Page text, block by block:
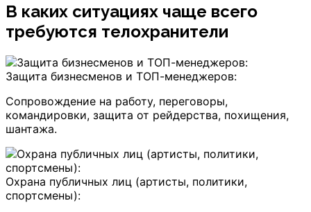
В каких ситуациях чаще всего
требуются телохранители
Защита бизнесменов и ТОП-менеджеров:
Сопровождение на работу, переговоры,
командировки, защита от рейдерства, похищения,
шантажа.
Охрана публичных лиц (артисты, политики,
спортсмены):